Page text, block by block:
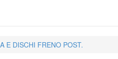
E DISCHI FRENO POST.